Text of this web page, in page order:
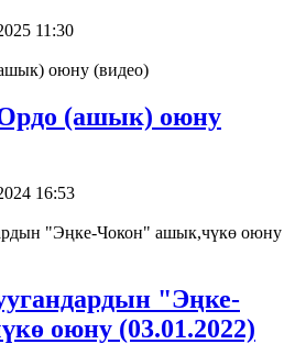
11:30
(ашык) оюну
16:53
"Эңке-
оюну (03.01.2022)